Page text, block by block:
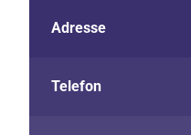
Adresse
Telefon